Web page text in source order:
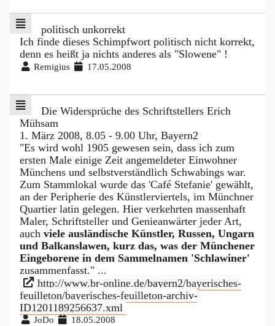
politisch unkorrekt
Ich finde dieses Schimpfwort politisch nicht korrekt,
denn es heißt ja nichts anderes als "Slowene" !
Remigius 17.05.2008
Die Widersprüche des Schriftstellers Erich
Mühsam
1. März 2008, 8.05 - 9.00 Uhr, Bayern2
"Es wird wohl 1905 gewesen sein, dass ich zum
ersten Male einige Zeit angemeldeter Einwohner
Münchens und selbstverständlich Schwabings war.
Zum Stammlokal wurde das 'Café Stefanie' gewählt,
an der Peripherie des Künstlerviertels, im Münchner
Quartier latin gelegen. Hier verkehrten massenhaft
Maler, Schriftsteller und Genieanwärter jeder Art,
auch viele ausländische Künstler, Russen, Ungarn
und Balkanslawen, kurz das, was der Münchener
Eingeborene in dem Sammelnamen 'Schlawiner'
zusammenfasst." ...
http://www.br-online.de/bayern2/bayerisches-
feuilleton/bayerisches-feuilleton-archiv-
ID1201189256637.xml
JoDo 18.05.2008